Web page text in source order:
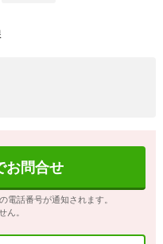
お問合せ
電話番号が通知されます。
ん。